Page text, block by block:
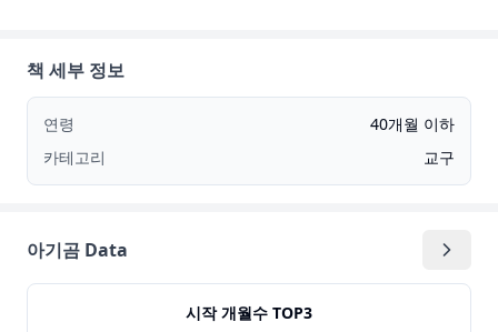
책 세부 정보
연령
40개월 이하
카테고리
교구
아기곰 Data
시작 개월수 TOP3